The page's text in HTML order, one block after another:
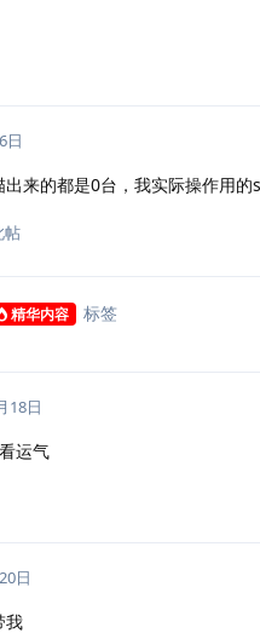
日
出来的都是0台，我实际操作用
帖
精华内容 标签
18日
运气
日
我